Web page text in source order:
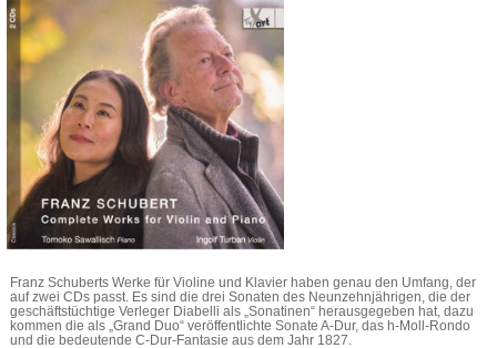
Franz Schuberts Werke für Violine und Klavier haben genau den Umfang, der
auf zwei CDs passt. Es sind die drei Sonaten des Neunzehnjährigen, die der
geschäftstüchtige Verleger Diabelli als „Sonatinen“ herausgegeben hat, dazu
kommen die als „Grand Duo“ veröffentlichte Sonate A-Dur, das h-Moll-Rondo
und die bedeutende C-Dur-Fantasie aus dem Jahr 1827.